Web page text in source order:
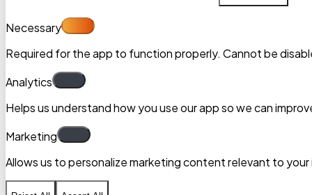
Necessary
Required for the app to function properly. Cannot be
Analytics
Helps us understand how you use our app so we can
Marketing
Allows us to personalize marketing content relevant to